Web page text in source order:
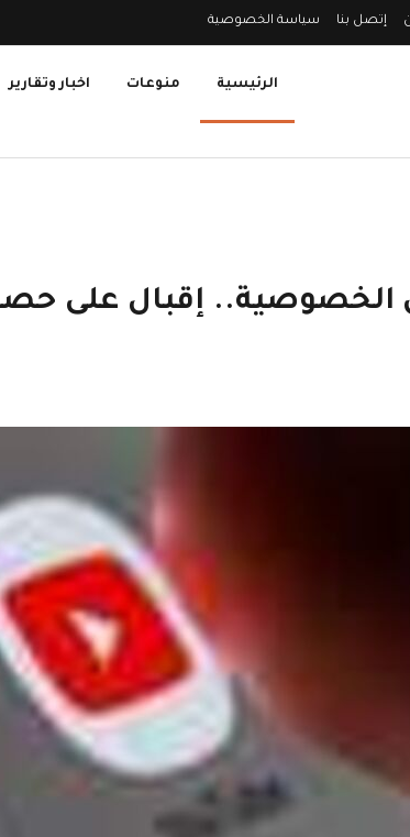
إتصل بنا سياسة الخصوصية
الرئيسية منوعات اخبار وتقارير
إقبال على